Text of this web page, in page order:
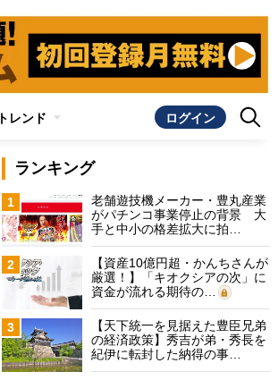
トレンド ログイン
ランキング
1
老舗遊技機メーカー・豊丸産業
がパチンコ事業停止の背景 大
手と中小の格差拡大に拍…
2
【資産10億円超・かんちさんが
厳選！】「キオクシアの次」に
資金が流れる期待の…
3
【天下統一を見据えた豊臣兄弟
の経済政策】秀吉が弟・秀長を
紀伊に転封した納得の事…